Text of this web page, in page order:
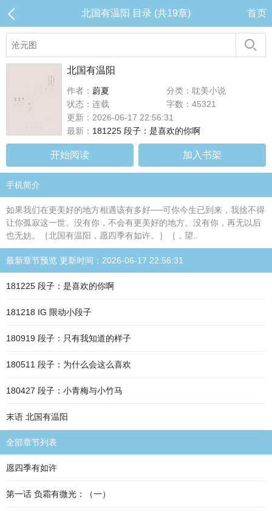
北国有温阳 目录 (共19章) 首页
北国有温阳
作者： 蔚夏
分类：耽美小说
状态：连载
字数：45321
更新：2026-06-17 22:56:31
最新： 181225 段子：是喜欢的你啊
开始阅读 加入书架
手机简介
如果我们在更美好的地方相遇该有多好──可你今生已到来，我捨不得
让你孤寂这一世。没有你，不会有更美好的地方。没有你，再无以后
也无妨。｛北国有温阳，愿四季有如许。｝｛，望..
最新章节预览 更新时间：2026-06-17 22:56:31
181225 段子：是喜欢的你啊
181218 IG 限动小段子
180919 段子：只有我知道的样子
180511 段子：为什么会这么喜欢
180427 段子：小青梅与小竹马
末语 北国有温阳
全部章节列表
愿四季有如许
第一话 负霜有微光：（一）